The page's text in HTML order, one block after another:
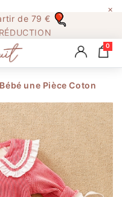
de 79 €
×
0
une Pièce Coton